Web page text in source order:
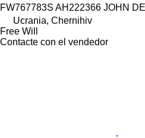
FW767783S AH222366 JOHN
Ucrania, Chernihiv
Free Will
Contacte con el vendedor